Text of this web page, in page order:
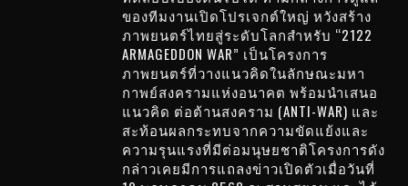
ของทีมงานเปิดโปรเจกต์ใหญ่ หวังสร้าง
ภาพยนตร์ไทยสู่ระดับโลกสำหรับ “2122
ARMAGEDDON WAR” เป็นโครงการ
ภาพยนตร์ที่วางแนวคิดในลักษณะมหา
กาพย์สงครามแห่งอนาคต พร้อมนำเสนอ
แนวคิด ต่อต้านสงคราม (ANTI-WAR) และ
สะท้อนผลกระทบจากความขัดแย้งและ
ความรุนแรงที่มีต่อมนุษยชาติโครงการดัง
กล่าวเคยมีการแถลงข่าวเปิดตัวเมื่อวันที่